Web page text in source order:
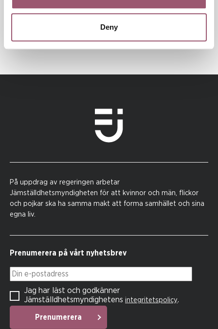
Deny
Dela
På uppdrag av regeringen arbetar
Jämställdhetsmyndigheten för att kvinnor och män, flickor
och pojkar ska ha samma makt att forma samhället och sina
egna liv.
Prenumerera på vårt nyhetsbrev
Din e-postadress
Prenumerera
Jag har läst och godkänner
Jämställdhetsmyndighetens integritetspolicy.